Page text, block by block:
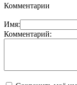
Комментарии
Имя:
Комментарий: